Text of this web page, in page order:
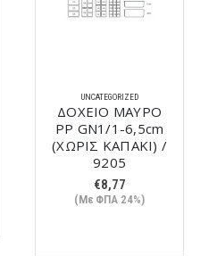
UNCATEGORIZED
ΔΟΧΕΙΟ ΜΑΥΡΟ
PP GN1/1-6,5cm
(ΧΩΡΙΣ ΚΑΠΑΚΙ) /
9205
€8,77
(Με ΦΠΑ 24%)